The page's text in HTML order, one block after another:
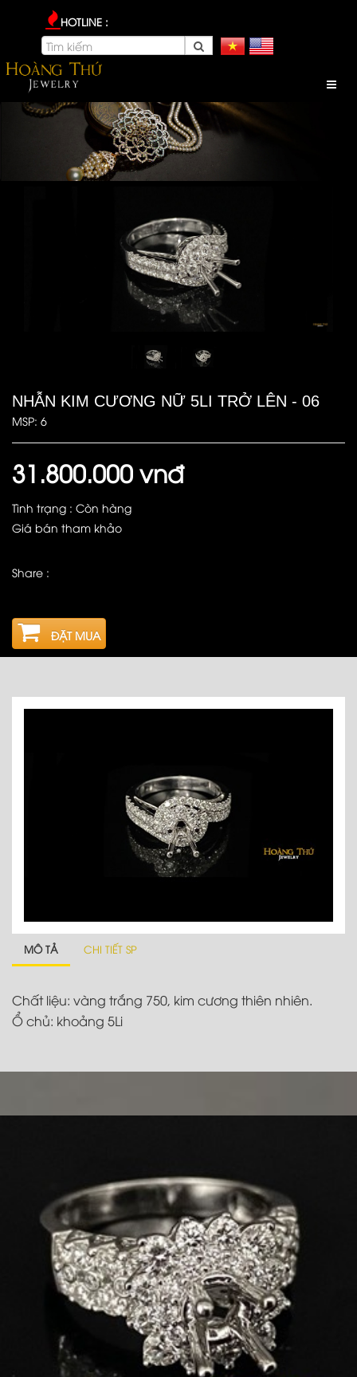
HOTLINE :
NHẪN KIM CƯƠNG NỮ 5LI TRỞ LÊN - 06
MSP: 6
31.800.000 vnđ
Tình trạng : Còn hàng
Giá bán tham khảo
Share :
ĐẶT MUA
MÔ TẢ CHI TIẾT SP
Chất liệu: vàng trắng 750, kim cương thiên nhiên.
Ổ chủ: khoảng 5Li